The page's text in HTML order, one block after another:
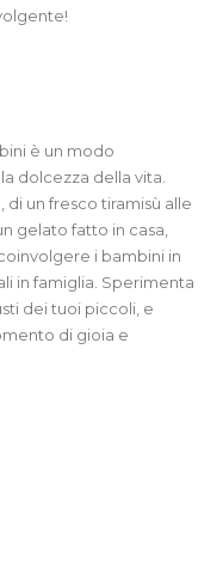
è un modo
dolcezza della vita.
un fresco tiramisù alle
gelato fatto in casa,
i bambini in
in famiglia. Sperimenta
dei tuoi piccoli, e
di gioia e